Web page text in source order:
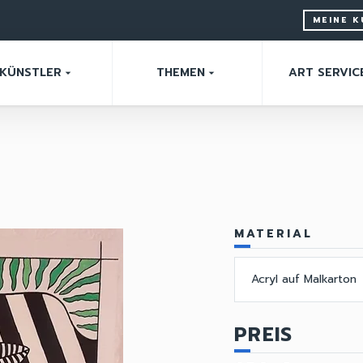
MEINE
KÜNSTLER arrow_drop_down THEMEN arrow_drop_down ART
MATERIAL
Acryl auf Malkarton
PREIS